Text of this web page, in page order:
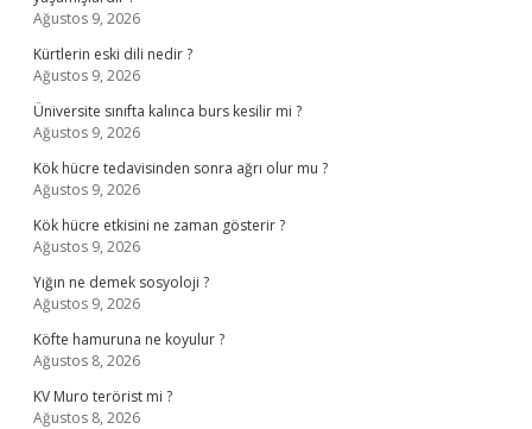
Ağustos 9, 2026
Kürtlerin eski dili nedir ?
Ağustos 9, 2026
Üniversite sınıfta kalınca burs kesilir mi ?
Ağustos 9, 2026
Kök hücre tedavisinden sonra ağrı olur mu ?
Ağustos 9, 2026
Kök hücre etkisini ne zaman gösterir ?
Ağustos 9, 2026
Yığın ne demek sosyoloji ?
Ağustos 9, 2026
Köfte hamuruna ne koyulur ?
Ağustos 8, 2026
KV Muro terörist mi ?
Ağustos 8, 2026